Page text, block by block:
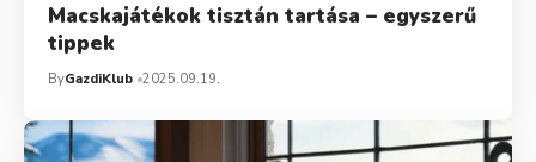
Macskajátékok tisztán tartása – egyszerű
tippek
ByGazdiKlub 2025.09.19.